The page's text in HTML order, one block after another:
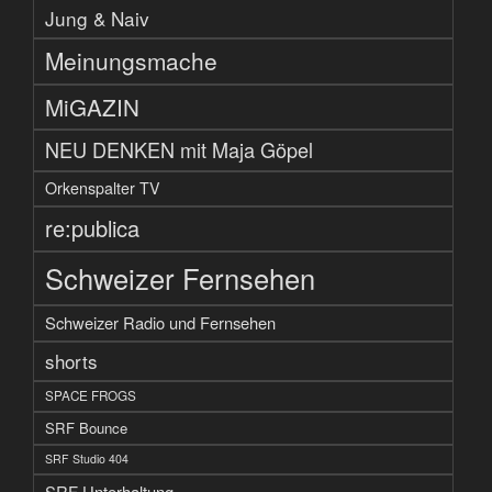
Jung & Naiv
Meinungsmache
MiGAZIN
NEU DENKEN mit Maja Göpel
Orkenspalter TV
re:publica
Schweizer Fernsehen
Schweizer Radio und Fernsehen
shorts
SPACE FROGS
SRF Bounce
SRF Studio 404